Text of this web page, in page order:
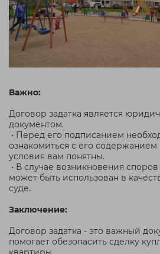
Важно:
Договор задатка является
документом.
• Перед его подписанием
ознакомиться с его содержанием
условия вам понятны.
• В случае возникновения споров
может быть использован в
суде.
Заключение:
Договор задатка - это важный
помогает обезопасить сделку